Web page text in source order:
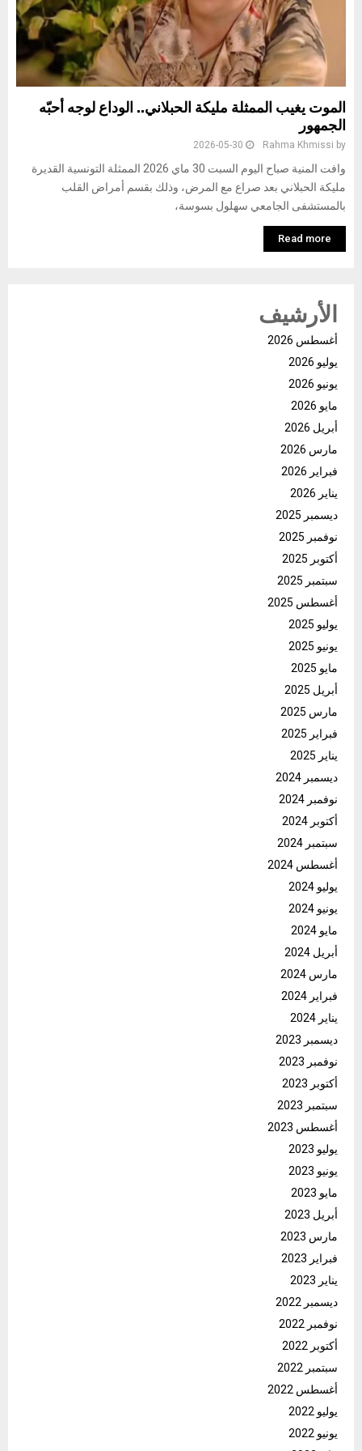
الموت يغيب الممثلة مليكة الحبلاني.. الوداع لوجه أحبّه
الجمهور
by
Rahma Khmissi
2026-05-30
وافت المنية صباح اليوم السبت 30 ماي 2026 الممثلة التونسية القديرة
مليكة الحبلاني بعد صراع مع المرض، وذلك بقسم أمراض القلب
بالمستشفى الجامعي سهلول بسوسة،
Read more
الأرشيف
أغسطس 2026
يوليو 2026
يونيو 2026
مايو 2026
أبريل 2026
مارس 2026
فبراير 2026
يناير 2026
ديسمبر 2025
نوفمبر 2025
أكتوبر 2025
سبتمبر 2025
أغسطس 2025
يوليو 2025
يونيو 2025
مايو 2025
أبريل 2025
مارس 2025
فبراير 2025
يناير 2025
ديسمبر 2024
نوفمبر 2024
أكتوبر 2024
سبتمبر 2024
أغسطس 2024
يوليو 2024
يونيو 2024
مايو 2024
أبريل 2024
مارس 2024
فبراير 2024
يناير 2024
ديسمبر 2023
نوفمبر 2023
أكتوبر 2023
سبتمبر 2023
أغسطس 2023
يوليو 2023
يونيو 2023
مايو 2023
أبريل 2023
مارس 2023
فبراير 2023
يناير 2023
ديسمبر 2022
نوفمبر 2022
أكتوبر 2022
سبتمبر 2022
أغسطس 2022
يوليو 2022
يونيو 2022